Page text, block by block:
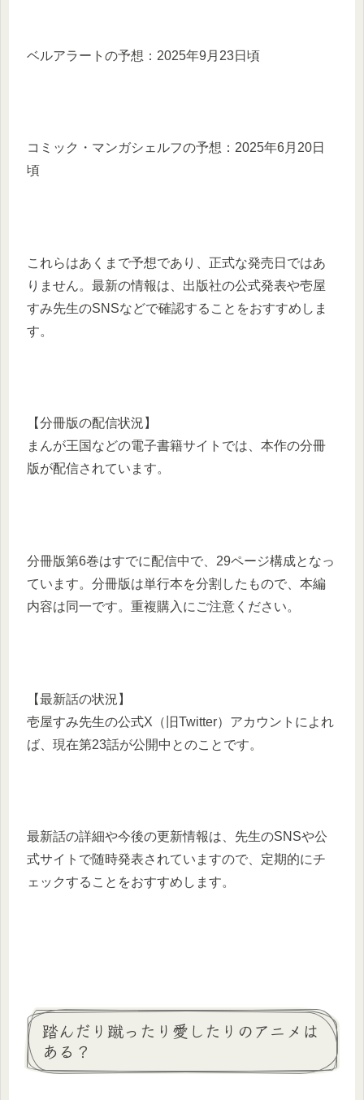
ベルアラートの予想：​2025年9月23日頃 ​
コミック・マンガシェルフの予想：​2025年6月20日
頃 ​
これらはあくまで予想であり、正式な発売日ではあ
りません。​最新の情報は、出版社の公式発表や壱屋
すみ先生のSNSなどで確認することをおすすめしま
す。​
【分冊版の配信状況】
まんが王国などの電子書籍サイトでは、本作の分冊
版が配信されています。​
分冊版第6巻はすでに配信中で、29ページ構成となっ
ています。​分冊版は単行本を分割したもので、本編
内容は同一です。​重複購入にご注意ください。 ​
【最新話の状況】
壱屋すみ先生の公式X（旧Twitter）アカウントによれ
ば、現在第23話が公開中とのことです。
​最新話の詳細や今後の更新情報は、先生のSNSや公
式サイトで随時発表されていますので、定期的にチ
ェックすることをおすすめします。 ​
踏んだり蹴ったり愛したりのアニメは
ある？